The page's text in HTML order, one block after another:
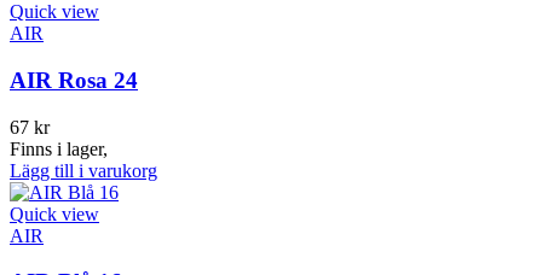
Quick view
AIR
AIR Rosa 24
67 kr
Finns i lager,
Lägg till i varukorg
Quick view
AIR